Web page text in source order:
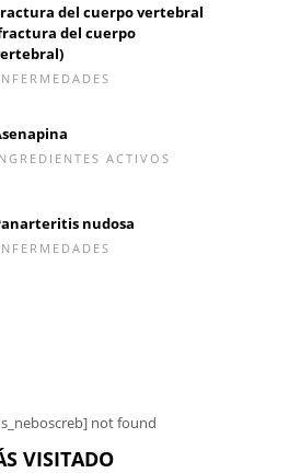
del cuerpo vertebral
del cuerpo
ACTIVOS
nudosa
not found
VISITADO